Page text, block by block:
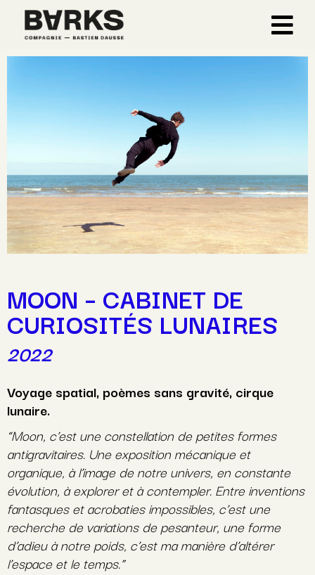
MOON – CABINET DE
CURIOSITÉS LUNAIRES
2022
Voyage spatial, poèmes sans gravité, cirque
lunaire.
“Moon, c’est une constellation de petites formes
antigravitaires. Une exposition mécanique et
organique, à l’image de notre univers, en constante
évolution, à explorer et à contempler. Entre inventions
fantasques et acrobaties impossibles, c’est une
recherche de variations de pesanteur, une forme
d’adieu à notre poids, c’est ma manière d’altérer
l’espace et le temps.”